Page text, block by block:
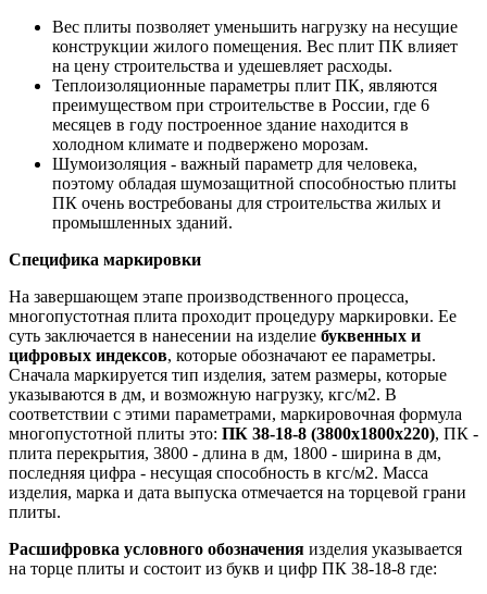
Вес плиты позволяет уменьшить нагрузку на несущие
конструкции жилого помещения. Вес плит ПК влияет
на цену строительства и удешевляет расходы.
Теплоизоляционные параметры плит ПК, являются
преимуществом при строительстве в России, где 6
месяцев в году построенное здание находится в
холодном климате и подвержено морозам.
Шумоизоляция - важный параметр для человека,
поэтому обладая шумозащитной способностью плиты
ПК очень востребованы для строительства жилых и
промышленных зданий.
Специфика маркировки
На завершающем этапе производственного процесса,
многопустотная плита проходит процедуру маркировки. Ее
суть заключается в нанесении на изделие буквенных и
цифровых индексов, которые обозначают ее параметры.
Сначала маркируется тип изделия, затем размеры, которые
указываются в дм, и возможную нагрузку, кгс/м2. В
соответствии с этими параметрами, маркировочная формула
многопустотной плиты это: ПК 38-18-8 (3800х1800х220), ПК -
плита перекрытия, 3800 - длина в дм, 1800 - ширина в дм,
последняя цифра - несущая способность в кгс/м2. Масса
изделия, марка и дата выпуска отмечается на торцевой грани
плиты.
Расшифровка условного обозначения изделия указывается
на торце плиты и состоит из букв и цифр ПК 38-18-8 где: